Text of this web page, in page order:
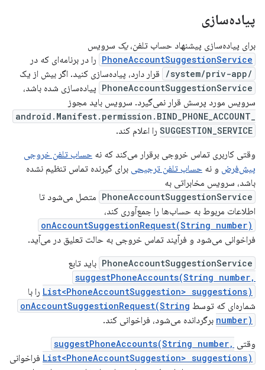
پیاده‌سازی
برای پیاده‌سازی پیشنهاد حساب تلفن،یک سرویس
PhoneAccountSuggestionService را در برنامه‌ای که در
/system/priv-app/ قرار دارد، پیاده‌سازی کنید. اگر بیش از یک
PhoneAccountSuggestionService پیاده‌سازی شده باشد،
سرویس مورد پرسش قرار نمی‌گیرد. سرویس باید مجوز
android.Manifest.permission.BIND_PHONE_ACCOUNT_
SUGGESTION_SERVICE را اعلام کند.
وقتی کاربری تماس خروجی برقرار می‌کند که نه حساب تلفن خروجی
پیش‌فرض و نه حساب تلفن ترجیحی برای گیرنده تماس تنظیم نشده
باشد، سرویس مخابراتی به
PhoneAccountSuggestionService متصل می‌شود تا
اطلاعات مربوط به حساب‌ها را جمع‌آوری کند،
onAccountSuggestionRequest(String number)
فراخوانی می‌شود و فرآیند تماس خروجی به حالت تعلیق در می‌آید.
PhoneAccountSuggestionService باید تابع
suggestPhoneAccounts(String number,
List<PhoneAccountSuggestion> suggestions) را با
شماره‌ای که توسط onAccountSuggestionRequest(String
number) برگردانده می‌شود، فراخوانی کند.
وقتی suggestPhoneAccounts(String number,
List<PhoneAccountSuggestion> suggestions) فراخوانی